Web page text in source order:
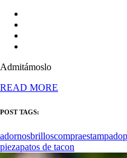
Admitámoslo
READ MORE
POST TAGS:
adornosbrilloscompraestampado
piezapatos de tacon